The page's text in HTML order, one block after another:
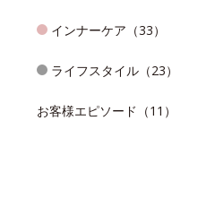
インナーケア（33）
ライフスタイル（23）
お客様エピソード（11）